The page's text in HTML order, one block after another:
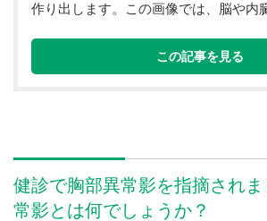
作り出します。この画像では、脳や内
この記事を見る
健診で胸部異常影を指摘され
常影とは何でしょうか？